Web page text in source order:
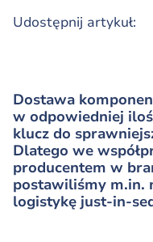
Udostępnij artykuł:
Dostawa
w odpowiedniej
klucz do
Dlatego we
producentem w
postawiliśmy m.in.
logistykę just-in-